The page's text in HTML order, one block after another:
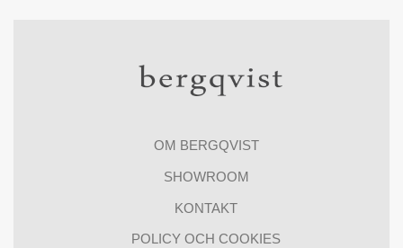
OM BERGQVIST
SHOWROOM
KONTAKT
POLICY OCH COOKIES